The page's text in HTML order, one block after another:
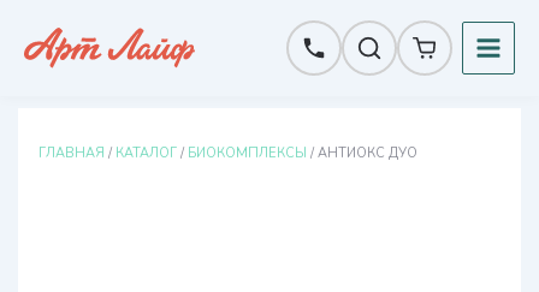
ГЛАВНАЯ / КАТАЛОГ / БИОКОМПЛЕКСЫ / АНТИОКС ДУО